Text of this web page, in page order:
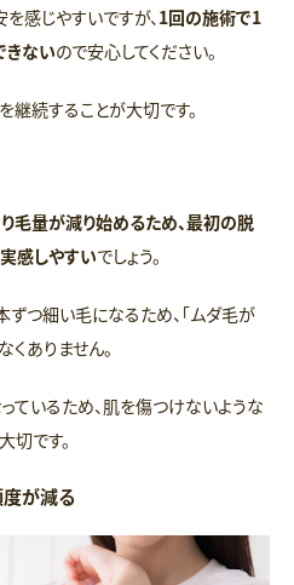
感じやすいですが、1回の施術で1
きないので安心してください。
継続することが大切です。
毛量が減り始めるため、最初の脱
感しやすいでしょう。
つ細い毛になるため、「ムダ毛が
くありません。
ているため、肌を傷つけないような
切です。
が減る